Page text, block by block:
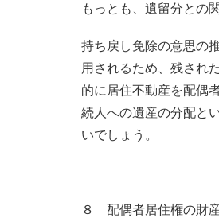
もっとも、遺留分との
持ち戻し免除の意思の
用されるため、残され
的に居住不動産を配偶
続人への遺産の分配と
いでしょう。
８ 配偶者居住権の財